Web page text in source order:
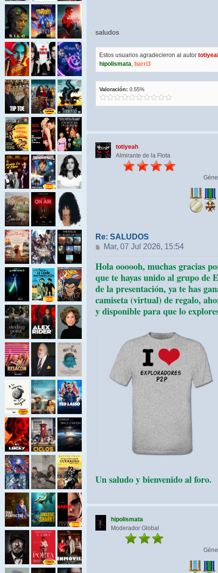
saludos
Estos usuarios agradecieron al autor
hipolismata, barri3
Valoración: 0.55%
totiyeah
Almirante de la Flota
Re: SALUDOS
Mensaje
Mar, 07 Jul 2026, 15:54
Hola oooooh, muchas gracias
que te hayas unido al grupo de
de la presentación, ya te has
camiseta (virtual) de regalo,
y disponible para que lo
Un saludo y bienvenido al foro.
hipolismata
Moderador Global